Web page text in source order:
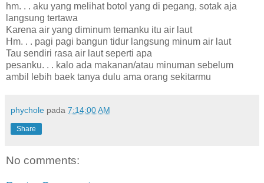
hm. . . aku yang melihat botol yang di pegang, sotak aja
langsung tertawa
Karena air yang diminum temanku itu air laut
Hm. . . pagi pagi bangun tidur langsung minum air laut
Tau sendiri rasa air laut seperti apa
pesanku. . . kalo ada makanan/atau minuman sebelum
ambil lebih baek tanya dulu ama orang sekitarmu
phychole pada 7:14:00 AM
Share
No comments: